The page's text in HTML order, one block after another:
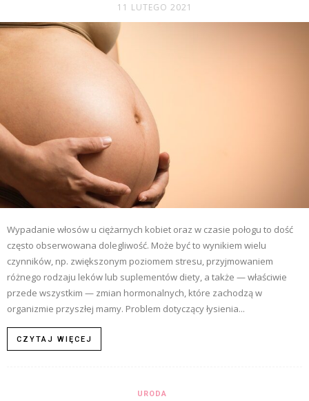
11 LUTEGO 2021
Wypadanie włosów u ciężarnych kobiet oraz w czasie połogu to dość
często obserwowana dolegliwość. Może być to wynikiem wielu
czynników, np. zwiększonym poziomem stresu, przyjmowaniem
różnego rodzaju leków lub suplementów diety, a także — właściwie
przede wszystkim — zmian hormonalnych, które zachodzą w
organizmie przyszłej mamy. Problem dotyczący łysienia...
CZYTAJ WIĘCEJ
URODA